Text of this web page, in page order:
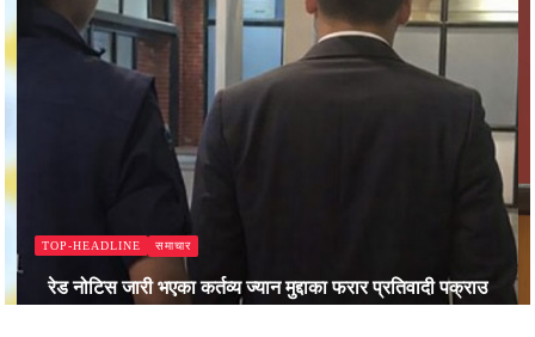
पक्राउ
निर्मला पन्त बारेको प्रश्नमा गृहमन्त्री गुरुङले भने- यसको
चाहन्न !